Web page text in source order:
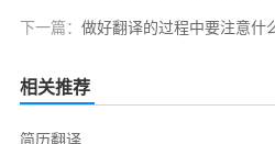
下一篇： 做好翻译的过程中要注意什
相关推荐
简历翻译